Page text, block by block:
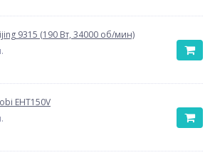
9315 (190 Вт, 34000 об/мин)
EHT150V